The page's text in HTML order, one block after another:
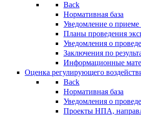
Back
Нормативная база
Уведомление о
Планы проведения
Уведомления о
Заключения по
Информационные
Оценка регулирующего
Back
Нормативная база
Уведомления о
Проекты НПА,